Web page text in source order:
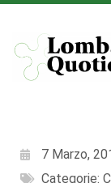
7 Marzo,
Categorie: